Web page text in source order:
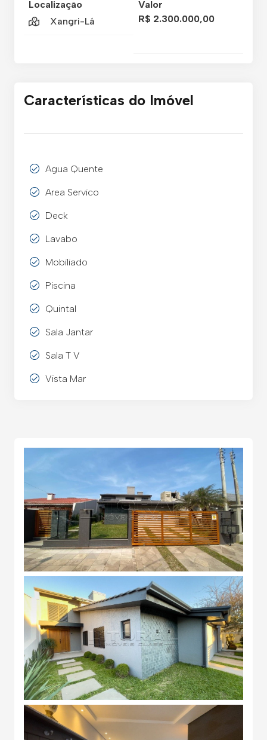
Localização
Xangri-Lá
Valor
R$ 2.300.000,00
Características do Imóvel
Agua Quente
Area Servico
Deck
Lavabo
Mobiliado
Piscina
Quintal
Sala Jantar
Sala T V
Vista Mar